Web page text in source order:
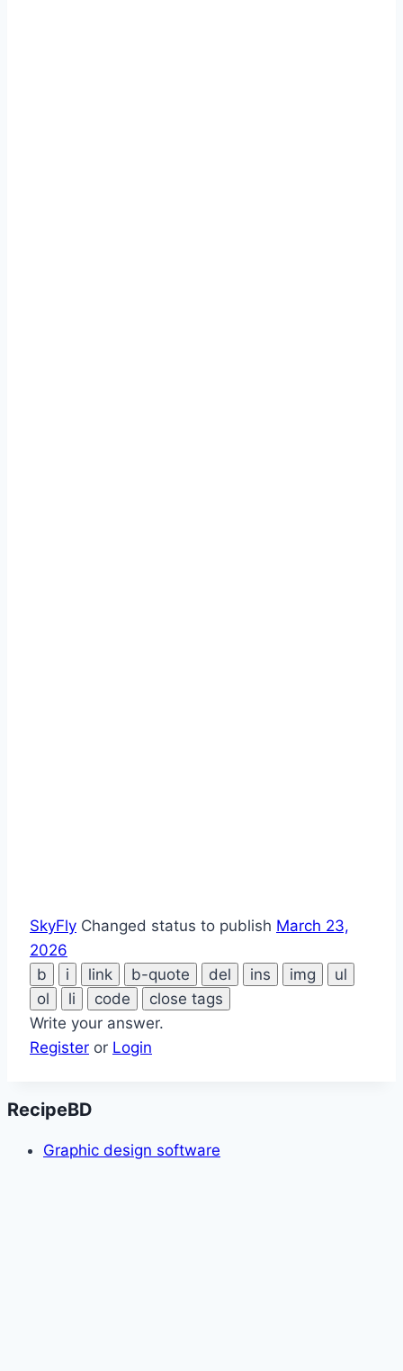
SkyFly Changed status to publish March 23,
2026
Write your answer.
Register or Login
RecipeBD
Graphic design software